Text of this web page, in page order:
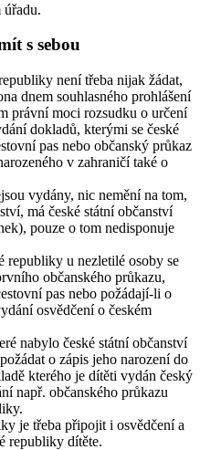
úřadu.
s sebou
není třeba nijak žádat,
dnem souhlasného prohlášení
právní moci rozsudku o určení
dokladů, kterými se české
pas nebo občanský průkaz
v zahraničí také o
vydány, nic nemění na tom,
má české státní občanství
pouze o tom nedisponuje
republiky u nezletilé osoby se
občanského průkazu,
pas nebo požádají-li o
osvědčení o českém
nabylo české státní občanství
o zápis jeho narození do
kterého je dítěti vydán český
např. občanského průkazu
je třeba připojit i osvědčení a
republiky dítěte.